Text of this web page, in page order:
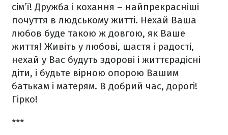
сім’ї! Дружба і кохання – найпрекрасніші
почуття в людському житті. Нехай Ваша
любов буде такою ж довгою, як Ваше
життя! Живіть у любові, щастя і радості,
нехай у Вас будуть здорові і життєрадісні
діти, і будьте вірною опорою Вашим
батькам і матерям. В добрий час, дорогі!
Гірко!
***